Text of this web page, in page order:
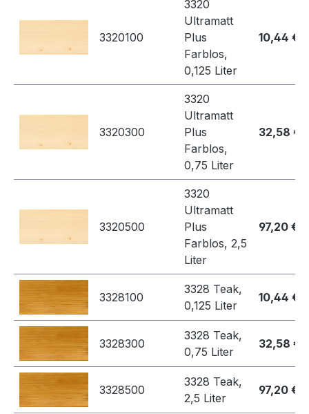
3320100
3320
Ultramatt
Plus
Farblos,
0,125 Liter
10,44 €
3320300
3320
Ultramatt
Plus
Farblos,
0,75 Liter
32,58 €
3320500
3320
Ultramatt
Plus
Farblos, 2,5
Liter
97,20 €
3328100
3328 Teak,
0,125 Liter
10,44 €
3328300
3328 Teak,
0,75 Liter
32,58 €
3328500
3328 Teak,
2,5 Liter
97,20 €